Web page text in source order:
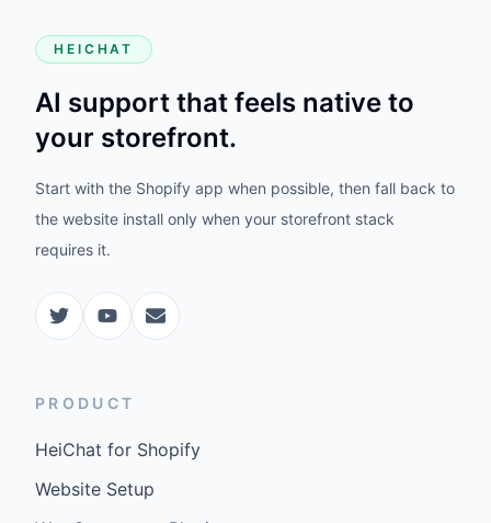
HEICHAT
AI support that feels native to
your storefront.
Start with the Shopify app when possible, then fall back to
the website install only when your storefront stack
requires it.
PRODUCT
HeiChat for Shopify
Website Setup